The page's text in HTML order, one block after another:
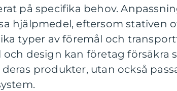
på specifika behov.
hjälpmedel, eftersom stativen
typer av föremål och
och design kan företag försäkra
produkter, utan också